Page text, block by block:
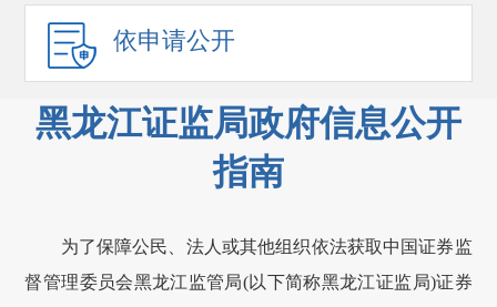
依申请公开
黑龙江证监局政府信息公开
指南
为了保障公民、法人或其他组织依法获取中国证券监
督管理委员会黑龙江监管局(以下简称黑龙江证监局)证券